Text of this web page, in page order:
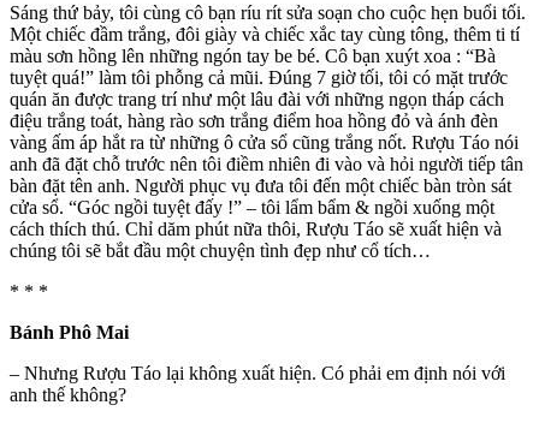
Sáng thứ bảy, tôi cùng cô bạn ríu rít sửa soạn cho cuộc hẹn buổi tối.
Một chiếc đầm trắng, đôi giày và chiếc xắc tay cùng tông, thêm ti tí
màu sơn hồng lên những ngón tay be bé. Cô bạn xuýt xoa : “Bà
tuyệt quá!” làm tôi phỗng cả mũi. Đúng 7 giờ tối, tôi có mặt trước
quán ăn được trang trí như một lâu đài với những ngọn tháp cách
điệu trắng toát, hàng rào sơn trắng điểm hoa hồng đỏ và ánh đèn
vàng ấm áp hắt ra từ những ô cửa sổ cũng trắng nốt. Rượu Táo nói
anh đã đặt chỗ trước nên tôi điềm nhiên đi vào và hỏi người tiếp tân
bàn đặt tên anh. Người phục vụ đưa tôi đến một chiếc bàn tròn sát
cửa sổ. “Góc ngồi tuyệt đấy !” – tôi lẩm bẩm & ngồi xuống một
cách thích thú. Chỉ dăm phút nữa thôi, Rượu Táo sẽ xuất hiện và
chúng tôi sẽ bắt đầu một chuyện tình đẹp như cổ tích…
* * *
Bánh Phô Mai
– Nhưng Rượu Táo lại không xuất hiện. Có phải em định nói với
anh thế không?